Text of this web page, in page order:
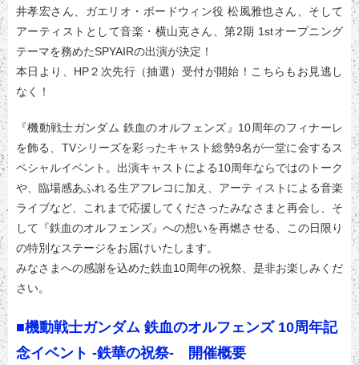
井孝宏さん、ガエリオ・ボードウィン役 松風雅也さん、そして
アーティストとして音楽・横山克さん、第2期 1stオープニング
テーマを務めたSPYAIRの出演が決定！
本日より、HP２次先行（抽選）受付が開始！こちらもお見逃し
なく！
『機動戦士ガンダム 鉄血のオルフェンズ』10周年のフィナーレ
を飾る、TVシリーズを彩ったキャスト総勢9名が一堂に会するス
ペシャルイベント。出演キャストによる10周年ならではのトーク
や、臨場感あふれる生アフレコに加え、アーティストによる音楽
ライブなど、これまで応援してくださったみなさまと再会し、そ
して『鉄血のオルフェンズ』への想いを再燃させる、この日限り
の特別なステージをお届けいたします。
みなさまへの感謝を込めた鉄血10周年の祝祭、是非お楽しみくだ
さい。
■機動戦士ガンダム 鉄血のオルフェンズ 10周年記
念イベント -鉄華の祝祭- 開催概要